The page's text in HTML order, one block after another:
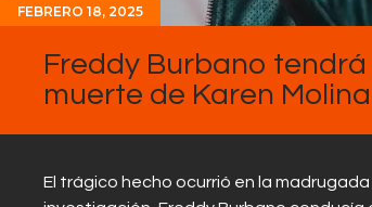
FEBRERO 18, 2025
Freddy Burbano
muerte de Karen
El trágico hecho ocurrió en la